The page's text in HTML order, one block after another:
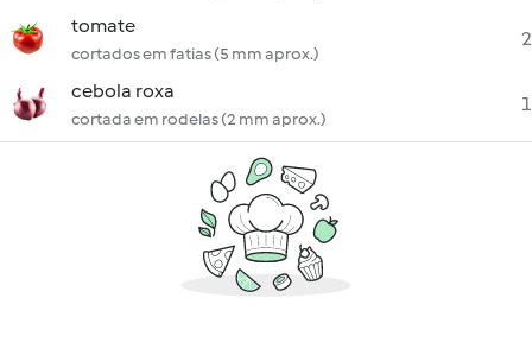
tomate
cortados em fatias (5 mm aprox.)
2
cebola roxa
cortada em rodelas (2 mm aprox.)
1